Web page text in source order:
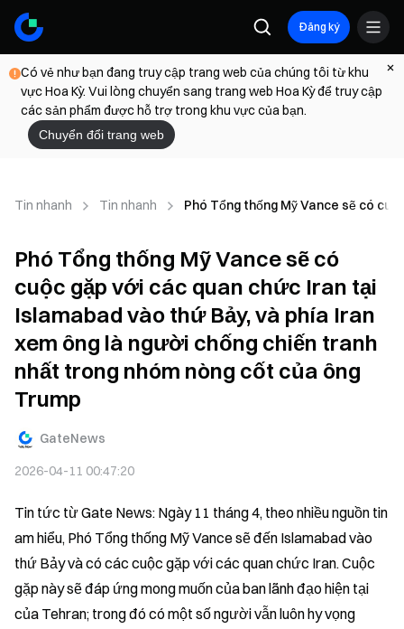
Đăng ký
Có vẻ như bạn đang truy cập trang web của chúng tôi từ khu
vực Hoa Kỳ. Vui lòng chuyển sang trang web Hoa Kỳ để truy cập
các sản phẩm được hỗ trợ trong khu vực của bạn.
Chuyển đổi trang web
Tin nhanh Tin nhanh Phó Tổng thống Mỹ Vance sẽ có
Phó Tổng thống Mỹ Vance sẽ có
cuộc gặp với các quan chức Iran tại
Islamabad vào thứ Bảy, và phía Iran
xem ông là người chống chiến tranh
nhất trong nhóm nòng cốt của ông
Trump
GateNews
2026-04-11 00:47:20
Tin tức từ Gate News: Ngày 11 tháng 4, theo nhiều nguồn tin
am hiểu, Phó Tổng thống Mỹ Vance sẽ đến Islamabad vào
thứ Bảy và có các cuộc gặp với các quan chức Iran. Cuộc
gặp này sẽ đáp ứng mong muốn của ban lãnh đạo hiện tại
của Tehran; trong đó có một số người vẫn luôn hy vọng